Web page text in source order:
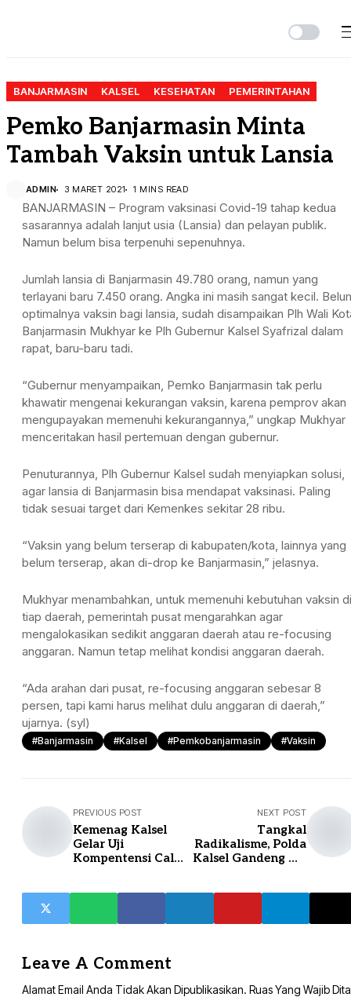
BANJARMASIN KALSEL KESEHATAN PEMERINTAHAN
Pemko Banjarmasin Minta
Tambah Vaksin untuk Lansia
ADMIN 3 MARET 2021 1 MINS READ
BANJARMASIN – Program vaksinasi Covid-19 tahap kedua
sasarannya adalah lanjut usia (Lansia) dan pelayan publik.
Namun belum bisa terpenuhi sepenuhnya.
Jumlah lansia di Banjarmasin 49.780 orang, namun yang
terlayani baru 7.450 orang. Angka ini masih sangat kecil.
optimalnya vaksin bagi lansia, sudah disampaikan Plh Wali
Banjarmasin Mukhyar ke Plh Gubernur Kalsel Syafrizal dalam
rapat, baru-baru tadi.
“Gubernur menyampaikan, Pemko Banjarmasin tak perlu
khawatir mengenai kekurangan vaksin, karena pemprov akan
mengupayakan memenuhi kekurangannya,” ungkap Mukhyar
menceritakan hasil pertemuan dengan gubernur.
Penuturannya, Plh Gubernur Kalsel sudah menyiapkan solusi,
agar lansia di Banjarmasin bisa mendapat vaksinasi. Paling
tidak sesuai target dari Kemenkes sekitar 28 ribu.
“Vaksin yang belum terserap di kabupaten/kota, lainnya yang
belum terserap, akan di-drop ke Banjarmasin,” jelasnya.
Mukhyar menambahkan, untuk memenuhi kebutuhan vaksin di
tiap daerah, pemerintah pusat mengarahkan agar
mengalokasikan sedikit anggaran daerah atau re-focusing
anggaran. Namun tetap melihat kondisi anggaran daerah.
“Ada arahan dari pusat, re-focusing anggaran sebesar 8
persen, tapi kami harus melihat dulu anggaran di daerah,”
ujarnya. (syl)
#Banjarmasin #Kalsel #pemkobanjarmasin #vaksin
PREVIOUS POST
Kemenag Kalsel
Gelar Uji
Kompentensi Calon
NEXT POST
Tangkal
Radikalisme, Polda
Kalsel Gandeng NU
Leave A Comment
Alamat Email Anda Tidak Akan Dipublikasikan. Ruas Yang Wajib